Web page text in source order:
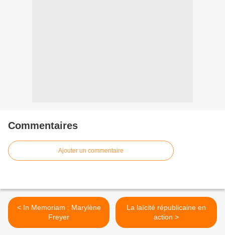
Commentaires
Ajouter un commentaire
< In Memoriam : Marylène
Freyer
La laïcité républicaine en
action >